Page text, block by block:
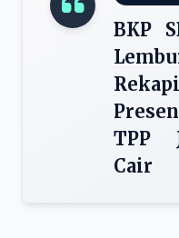
BKP
TPP
Cair